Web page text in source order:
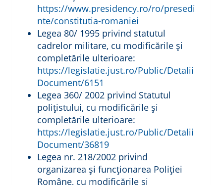
https://www.presidency.ro/ro/presedi
nte/constitutia-romaniei
Legea 80/ 1995 privind statutul
cadrelor militare, cu modificările și
completările ulterioare:
https://legislatie.just.ro/Public/Detalii
Document/6151
Legea 360/ 2002 privind Statutul
polițistului, cu modificările și
completările ulterioare:
https://legislatie.just.ro/Public/Detalii
Document/36819
Legea nr. 218/2002 privind
organizarea şi funcționarea Poliției
Române, cu modificările și